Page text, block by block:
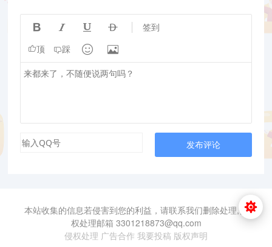
    签到
顶 踩  
发布评论
本站收集的信息若侵害到您的利益，请联系我们删除处理,侵
权处理邮箱 3301218873@qq.com
侵权处理 广告合作 我要投稿 版权声明